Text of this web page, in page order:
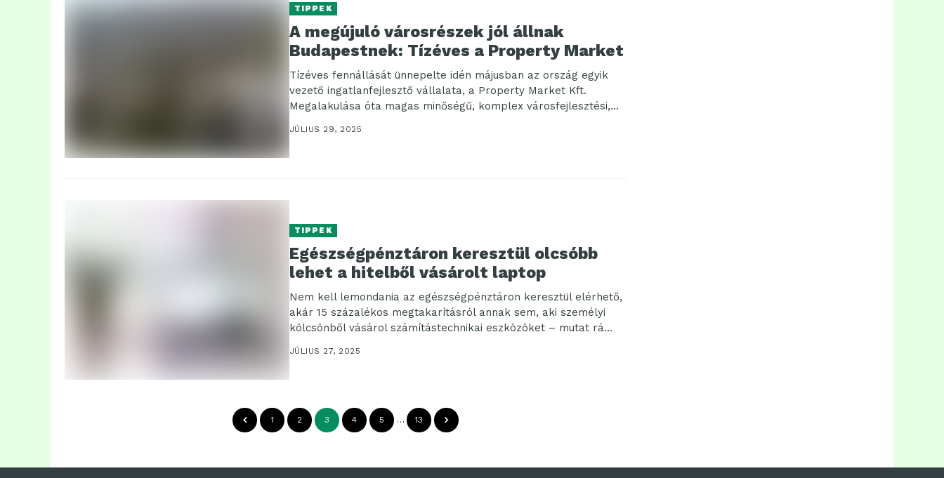
TIPPEK
A megújuló városrészek jól állnak
Budapestnek: Tízéves a Property Market
Tízéves fennállását ünnepelte idén májusban az ország egyik
vezető ingatlanfejlesztő vállalata, a Property Market Kft.
Megalakulása óta magas minőségű, komplex városfejlesztési,
lakó- és...
JÚLIUS 29, 2025
TIPPEK
Egészségpénztáron keresztül olcsóbb
lehet a hitelből vásárolt laptop
Nem kell lemondania az egészségpénztáron keresztül elérhető,
akár 15 százalékos megtakarításról annak sem, aki személyi
kölcsönből vásárol számítástechnikai eszközöket – mutat rá
Gergely...
JÚLIUS 27, 2025
1 2 3 4 5 … 13